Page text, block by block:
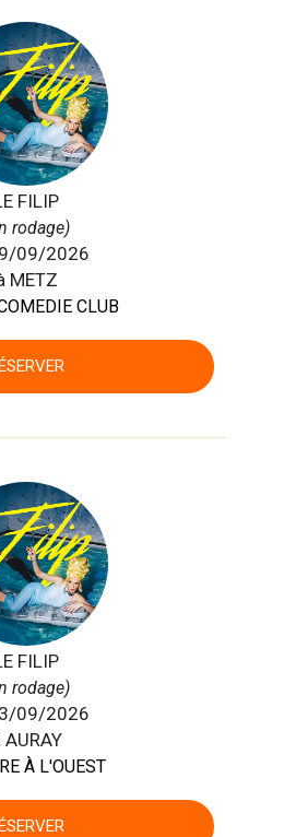
FILIP
rodage)
09/2026
METZ
CLUB
FILIP
rodage)
09/2026
AURAY
À L'OUEST